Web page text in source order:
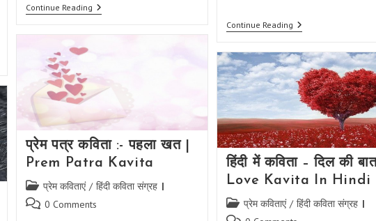
Continue Readingधरती
माँ
वेंटीलेटर
|
Dharti
Maa
Par
Kavita
Continue Readingमहाशिवरात्रि
पर
:-
आई
शिवजी
की
शादी
प्रेम पत्र कविता :- पहला खत |
Prem Patra Kavita
Post
category:
प्रेम कविताएं / हिंदी कविता संग्रह
Post 0 Comments
हिंदी में कविता – दिल की बात
Love Kavita In Hindi
Post
category:
प्रेम कविताएं / हिंदी कविता संग्रह